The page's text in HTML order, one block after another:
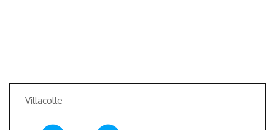
Villacolle